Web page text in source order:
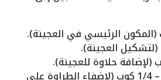
الزبدة أو السمن – 1/4 كوب (لإضفاء الطراوة على